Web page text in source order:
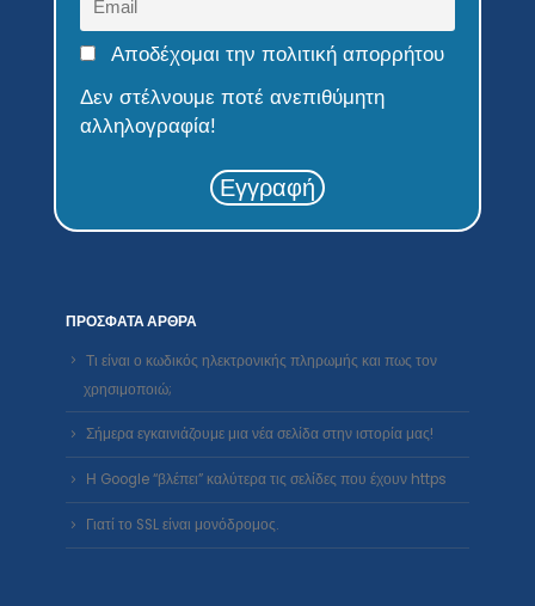
ΠΡΌΣΦΑΤΑ ΆΡΘΡΑ
Τι είναι ο κωδικός ηλεκτρονικής πληρωμής και πως τον
Internet Services Μ. Ι.Κ.Ε
Αρ. ΓΕΜΗ: 173466012000